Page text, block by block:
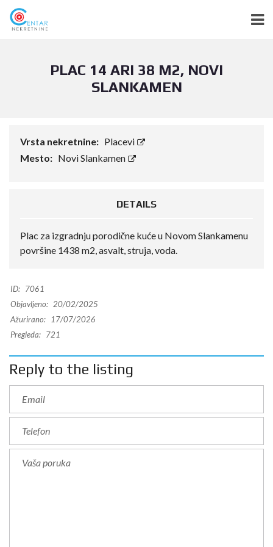
PLAC 14 ARI 38 M2, NOVI
SLANKAMEN
Vrsta nekretnine: Placevi
Mesto: Novi Slankamen
DETAILS
Plac za izgradnju porodične kuće u Novom Slankamenu
površine 1438 m2, asvalt, struja, voda.
ID: 7061
Objavljeno: 20/02/2025
Ažurirano:
17/07/2026
Pregleda: 721
Reply to the listing